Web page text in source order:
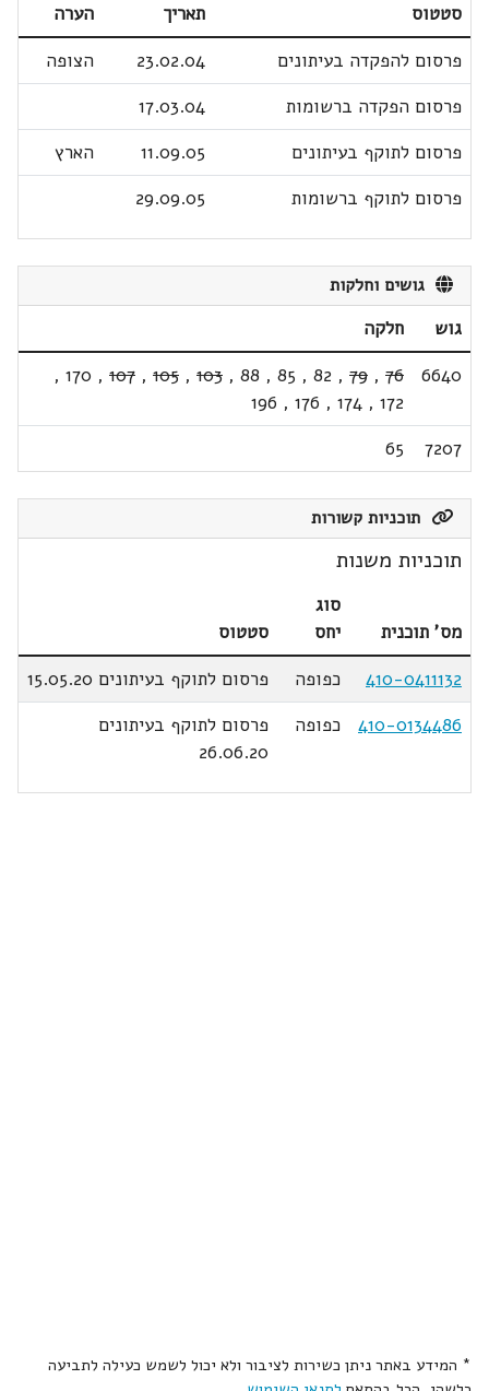
סטטוס תאריך
הערה
פרסום להפקדה בעיתונים
23.02.04
הצופה
פרסום הפקדה ברשומות
17.03.04
פרסום לתוקף בעיתונים
11.09.05
הארץ
פרסום לתוקף ברשומות
29.09.05
גושים וחלקות
גוש
חלקה
6640
76
,
79
,
82
,
85
,
88
,
103
,
105
,
107
,
170
,
172
,
174
,
176
,
196
7207
65
תוכניות קשורות
תוכניות משנות
מס' תוכנית
סוג
יחס
סטטוס
410-0411132
כפופה
פרסום לתוקף בעיתונים 15.05.20
410-0134486
כפופה
פרסום לתוקף בעיתונים
26.06.20
* המידע באתר ניתן כשירות לציבור ולא יכול לשמש כעילה לתביעה